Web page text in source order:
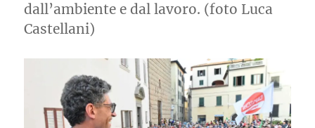
dall’ambiente e dal lavoro. (foto Luca
Castellani)